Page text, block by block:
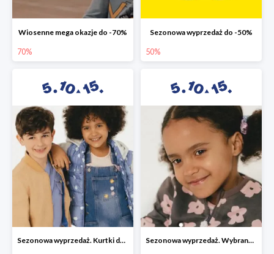
Wiosenne mega okazje do -70%
70%
Sezonowa wyprzedaż do -50%
50%
Sezonowa wyprzedaż. Kurtki do -50% Sezonowa wyprzedaż. Wybrane modele do -40%